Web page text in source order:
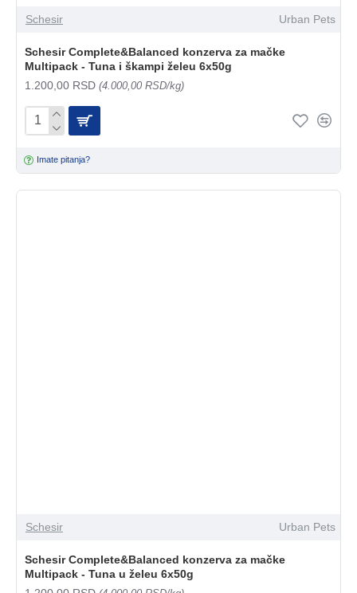
Schesir Urban Pets
Schesir Complete&Balanced konzerva za mačke
Multipack - Tuna i škampi želeu 6x50g
1.200,00 RSD (4.000,00 RSD/kg)
Imate pitanja?
Schesir Urban Pets
Schesir Complete&Balanced konzerva za mačke
Multipack - Tuna u želeu 6x50g